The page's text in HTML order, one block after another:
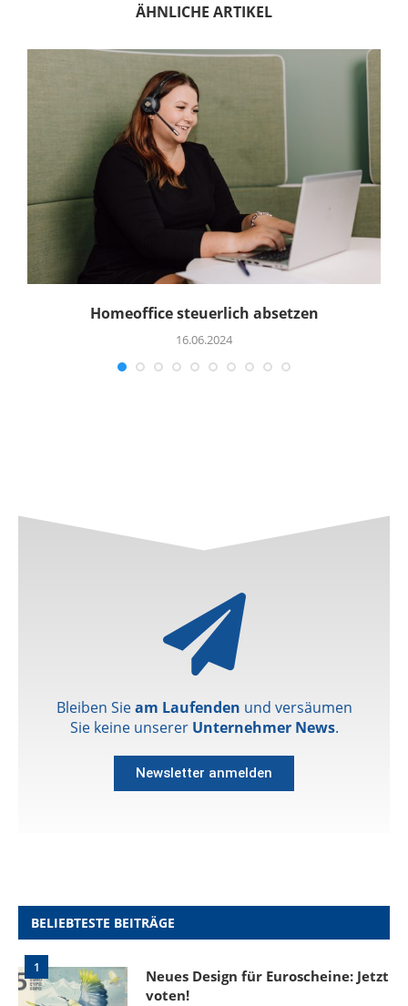
ÄHNLICHE ARTIKEL
Homeoffice steuerlich absetzen
16.06.2024
Bleiben Sieam Laufenden und versäumen
Sie keine unserer Unternehmer News.
Newsletter anmelden
BELIEBTESTE BEITRÄGE
1
Neues Design für Euroscheine: Jetzt
voten!